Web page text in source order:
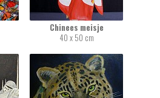
Chinees meisje
40 x 50 cm